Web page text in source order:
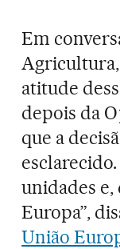
Em
Agricultura,
atitude
depois da
que a
unidades e,
Europa”,
União